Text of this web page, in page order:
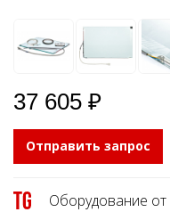
37 605 ₽
Отправить запрос
Оборудование от